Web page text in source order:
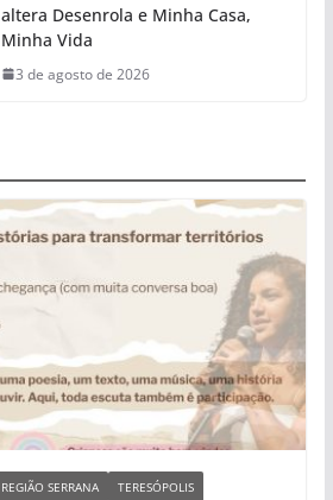
altera Desenrola e Minha Casa,
Minha Vida
3 de agosto de 2026
REGIÃO SERRANA TERESÓPOLIS